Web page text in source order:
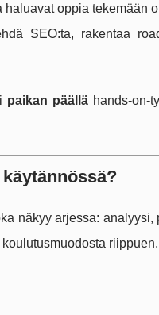
haluavat oppia tekemään
SEO:ta, rakentaa
paikan päällä hands-on-
näkyy arjessa:
riippuen.